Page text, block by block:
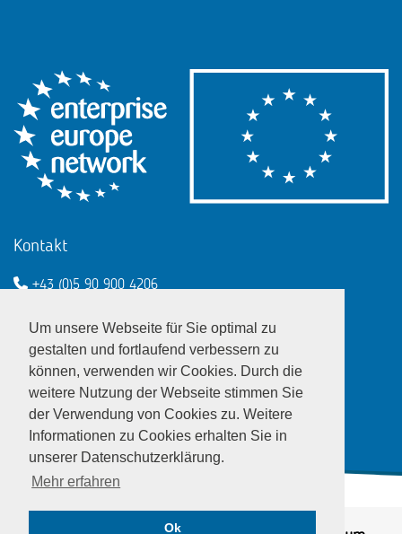
Um unsere Webseite für Sie optimal zu
gestalten und fortlaufend verbessern zu
können, verwenden wir Cookies. Durch die
weitere Nutzung der Webseite stimmen Sie
der Verwendung von Cookies zu. Weitere
Informationen zu Cookies erhalten Sie in
unserer Datenschutzerklärung.
Mehr erfahren
Ok
Kontakt
+43 (0)5 90 900 4206
Enterprise Europe Network - EU
LinkedInTwitterYoutubeFacebook